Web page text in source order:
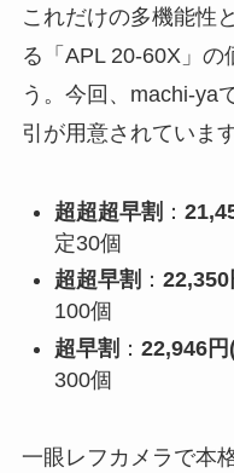
これだけの多機能性
る「APL 20-60X」の
う。今回、machi-ya
引が用意されています
超超超早割 ：
定30個
超超早割 ：
100個
超早割 ： 22,946
300個
一眼レフカメラで本